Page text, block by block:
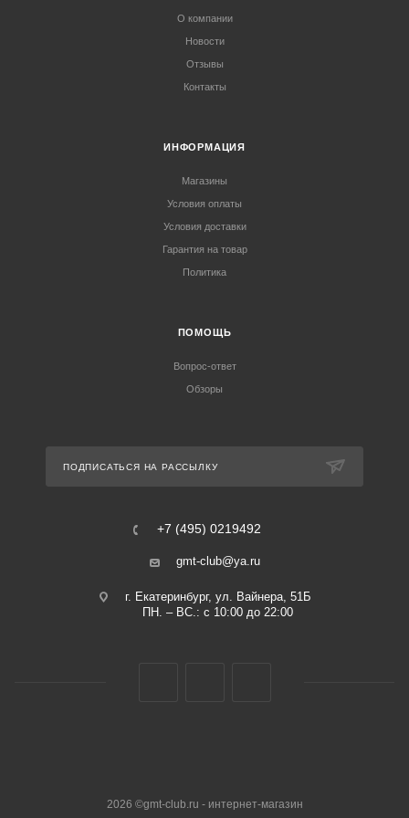
О компании
Новости
Отзывы
Контакты
ИНФОРМАЦИЯ
Магазины
Условия оплаты
Условия доставки
Гарантия на товар
Политика
ПОМОЩЬ
Вопрос-ответ
Обзоры
ПОДПИСАТЬСЯ НА РАССЫЛКУ
+7 (495) 0219492
gmt-club@ya.ru
г. Екатеринбург, ул. Вайнера, 51Б
ПН. – ВС.: с 10:00 до 22:00
2026 ©gmt-club.ru - интернет-магазин